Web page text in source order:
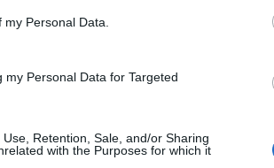
Personal Data.
Personal Data for Targeted
Retention, Sale, and/or Sharing
with the Purposes for which it
tartozik, melynek olvasása
belüli